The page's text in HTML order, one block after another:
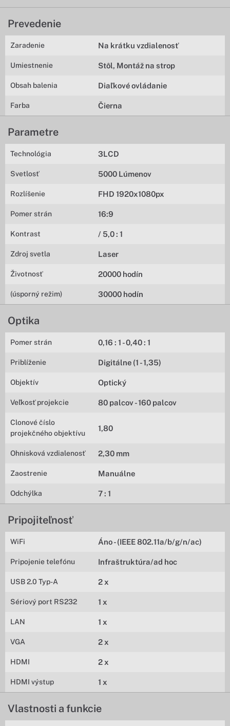
Prevedenie
Zaradenie Na krátku vzdialenosť
Umiestnenie Stôl, Montáž na strop
Obsah balenia Diaľkové ovládanie
Farba Čierna
Parametre
Technológia 3LCD
Svetlosť 5000 Lúmenov
Rozlíšenie FHD 1920x1080px
Pomer strán 16:9
Kontrast / 5,0 : 1
Zdroj svetla Laser
Životnosť 20000 hodín
(úsporný režim) 30000 hodín
Optika
Pomer strán 0,16 : 1 - 0,40 : 1
Priblíženie Digitálne (1 - 1,35)
Objektív Optický
Veľkosť projekcie 80 palcov - 160 palcov
Clonové číslo
projekčného objektívu
1,80
Ohnisková vzdialenosť 2,30 mm
Zaostrenie Manuálne
Odchýlka 7 : 1
Pripojiteľnosť
WiFi Áno - (IEEE 802.11a/b/g/n/ac)
Pripojenie telefónu Infraštruktúra/ad hoc
USB 2.0 Typ-A 2 x
Sériový port RS232 1 x
LAN 1 x
VGA 2 x
HDMI 2 x
HDMI výstup 1 x
Vlastnosti a funkcie